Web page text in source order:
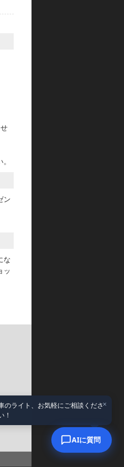
ン
な
ッ
AIに質問
×
のライト、お気軽にご相談くださ
！